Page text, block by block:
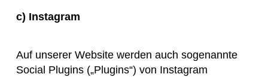
c) Instagram
Auf unserer Website werden auch sogenannte
Social Plugins („Plugins“) von Instagram